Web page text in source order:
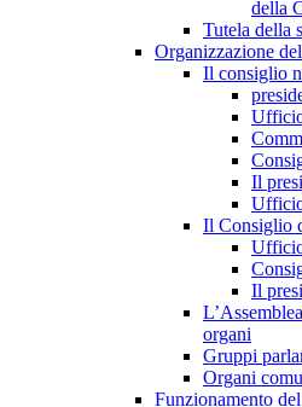
della
Tutela della
Organizzazione
Il consiglio
Il
Il Consiglio
Il
organi
Gruppi
Organi
Funzionamento